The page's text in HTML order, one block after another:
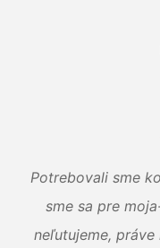
Potrebovali sme
sme sa pre
neľutujeme,